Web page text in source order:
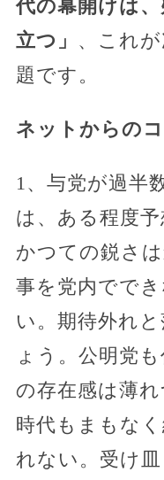
代の幕開けは
立つ」 、これ
題です。
ネットからの
1、与党が過半
は、ある程度
かつての鋭さ
事を党内でで
い。期待外れ
ょう。公明党
の存在感は薄
時代もまもな
れない。受け